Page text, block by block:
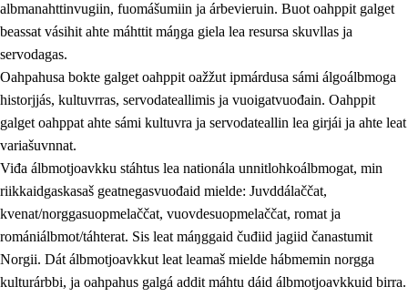
albmanahttinvugiin, fuomášumiin ja árbevieruin. Buot oahppit galget
beassat vásihit ahte máhttit máŋga giela lea resursa skuvllas ja
servodagas.
Oahpahusa bokte galget oahppit oažžut ipmárdusa sámi álgoálbmoga
historjjás, kultuvrras, servodateallimis ja vuoigatvuođain. Oahppit
galget oahppat ahte sámi kultuvra ja servodateallin lea girjái ja ahte leat
variašuvnnat.
Viđa álbmotjoavkku stáhtus lea nationála unnitlohkoálbmogat, min
riikkaidgaskasaš geatnegasvuođaid mielde: Juvddálaččat,
kvenat/norggasuopmelaččat, vuovdesuopmelaččat, romat ja
romániálbmot/táhterat. Sis leat máŋggaid čuđiid jagiid čanastumit
Norgii. Dát álbmotjoavkkut leat leamaš mielde hábmemin norgga
kulturárbbi, ja oahpahus galgá addit máhtu dáid álbmotjoavkkuid birra.